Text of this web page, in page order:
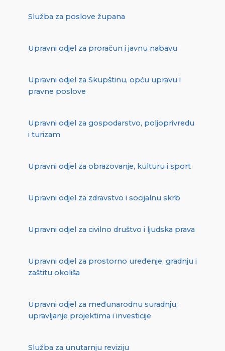
Služba za poslove župana
Upravni odjel za proračun i javnu nabavu
Upravni odjel za Skupštinu, opću upravu i
pravne poslove
Upravni odjel za gospodarstvo, poljoprivredu
i turizam
Upravni odjel za obrazovanje, kulturu i sport
Upravni odjel za zdravstvo i socijalnu skrb
Upravni odjel za civilno društvo i ljudska prava
Upravni odjel za prostorno uređenje, gradnju i
zaštitu okoliša
Upravni odjel za međunarodnu suradnju,
upravljanje projektima i investicije
Služba za unutarnju reviziju